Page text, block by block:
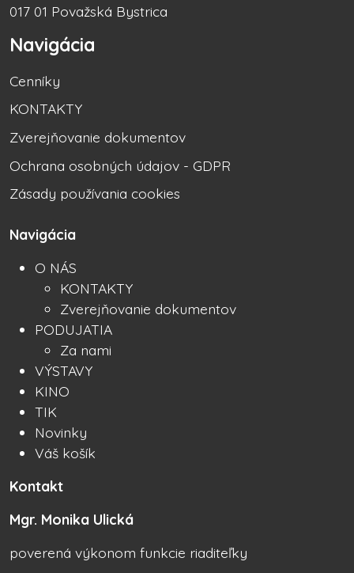
017 01 Považská Bystrica
Navigácia
Cenníky
KONTAKTY
Zverejňovanie dokumentov
Ochrana osobných údajov - GDPR
Zásady používania cookies
Navigácia
O NÁS
KONTAKTY
Zverejňovanie dokumentov
PODUJATIA
Za nami
VÝSTAVY
KINO
TIK
Novinky
Váš košík
Kontakt
Mgr. Monika Ulická
poverená výkonom funkcie riaditeľky